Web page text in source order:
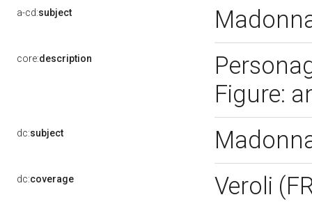
a-cd:subject
core:description
Figure:
dc:subject
dc:coverage Veroli